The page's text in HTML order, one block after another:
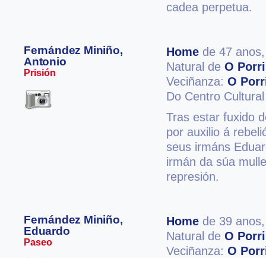
cadea perpetua.
Fernández Miniño,
Antonio
Prisión
Home de 47
Natural de O
Veciñanza: O
Do Centro
Tras estar fuxido
por auxilio á
seus irmáns
irmán da súa
represión.
Fernández Miniño,
Eduardo
Paseo
Home de 39
Natural de O
Veciñanza: O